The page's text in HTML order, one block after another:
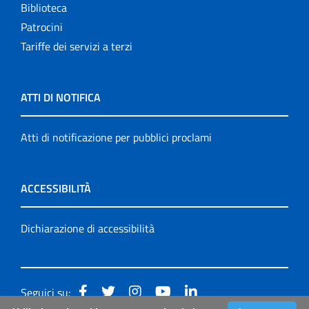
Biblioteca
Patrocini
Tariffe dei servizi a terzi
ATTI DI NOTIFICA
Atti di notificazione per pubblici proclami
ACCESSIBILITÀ
Dichiarazione di accessibilità
Seguici su: